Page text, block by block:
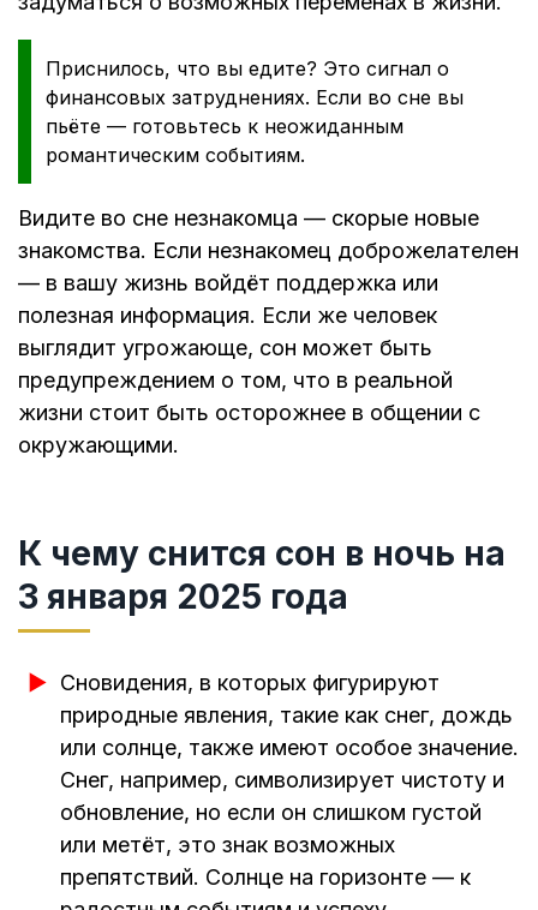
Приснилось, что вы едите? Это сигнал о
финансовых затруднениях. Если во сне вы
пьёте — готовьтесь к неожиданным
романтическим событиям.
Видите во сне незнакомца — скорые новые
знакомства. Если незнакомец доброжелателен
— в вашу жизнь войдёт поддержка или
полезная информация. Если же человек
выглядит угрожающе, сон может быть
предупреждением о том, что в реальной
жизни стоит быть осторожнее в общении с
окружающими.
К чему снится сон в ночь на
3 января 2025 года
Сновидения, в которых фигурируют
природные явления, такие как снег, дождь
или солнце, также имеют особое значение.
Снег, например, символизирует чистоту и
обновление, но если он слишком густой
или метёт, это знак возможных
препятствий. Солнце на горизонте — к